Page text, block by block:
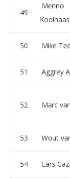
49
Menno
Koolhaas
50 Mike
51 Aggrey
52 Marc
53 Wout
54 Lars